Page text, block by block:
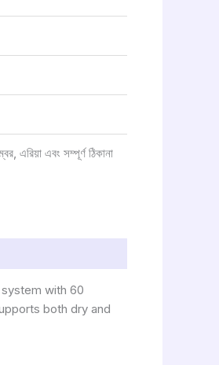
এরিয়া এবং সম্পূর্ণ ঠিকানা
with 60
both dry and